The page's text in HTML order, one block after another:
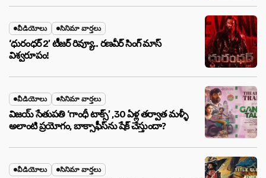
వీడియోలు సినిమా వార్తలు
‘ధురంధర్ 2’ టీజర్ రివ్యూ.. రణవీర్ సింగ్ మాస్
విశ్వరూపం!
వీడియోలు సినిమా వార్తలు
విజయ్ సేతుపతి ‘గాంధీ టాక్స్’ ,30 ఏళ్ల తర్వాత మళ్ళీ
అలాంటి ప్రయోగం, బాక్సాఫీస్‌ను షేక్ చేస్తుందా?
వీడియోలు సినిమా వార్తలు